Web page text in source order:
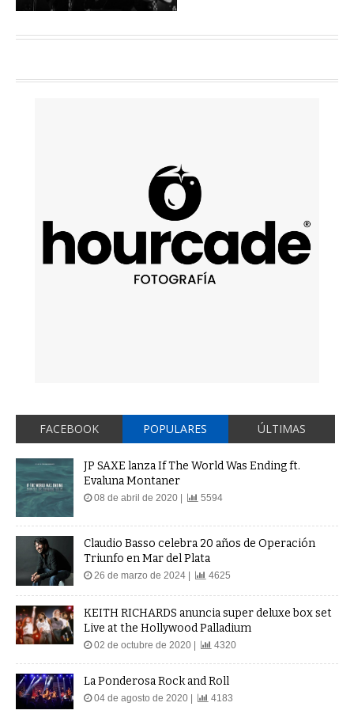
FACEBOOK POPULARES ÚLTIMAS
JP SAXE lanza If The World Was Ending ft.
Evaluna Montaner
08 de abril de 2020 | 5594
Claudio Basso celebra 20 años de Operación
Triunfo en Mar del Plata
26 de marzo de 2024 | 4625
KEITH RICHARDS anuncia super deluxe box set
Live at the Hollywood Palladium
02 de octubre de 2020 | 4320
La Ponderosa Rock and Roll
04 de agosto de 2020 | 4183